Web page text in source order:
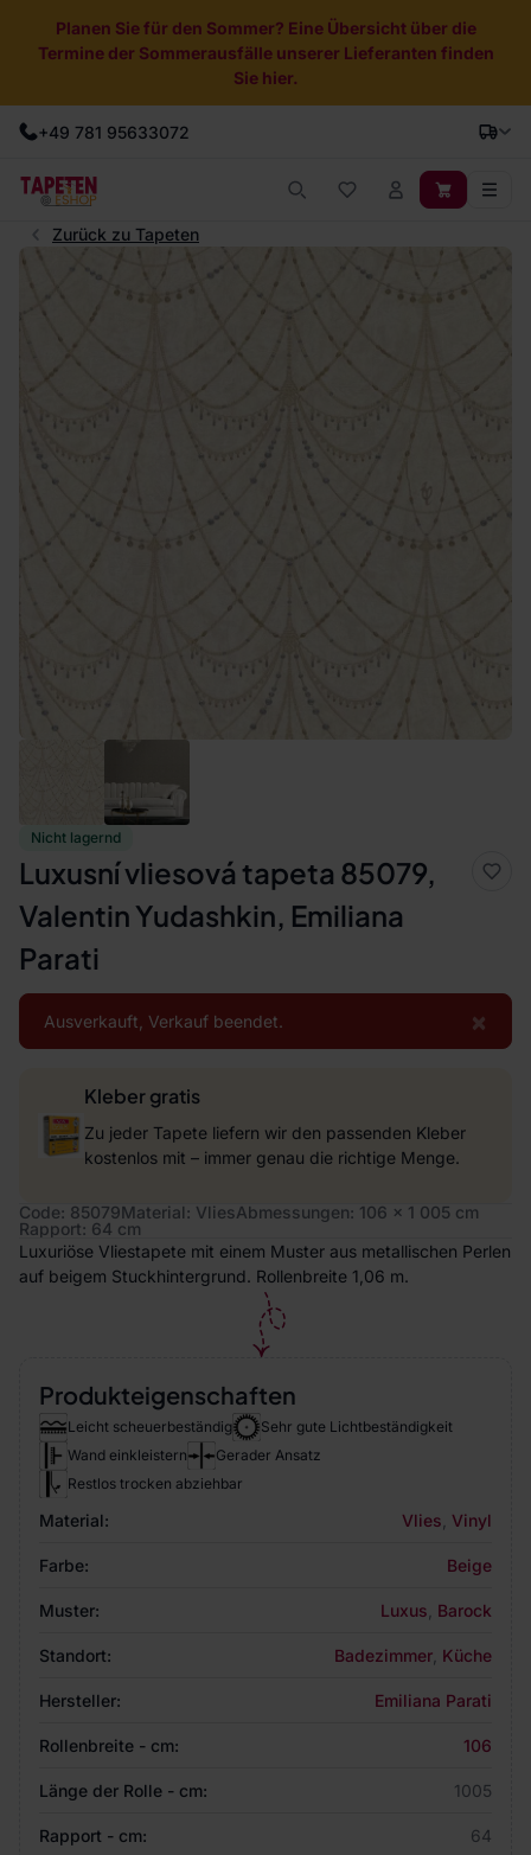
Planen Sie für den Sommer? Eine Übersicht über die
Termine der Sommerausfälle unserer Lieferanten finden
Sie hier.
+49 781 95633072
Zurück zu Tapeten
Nicht lagernd
Luxusní vliesová tapeta 85079,
Valentin Yudashkin, Emiliana
Parati
×
Ausverkauft, Verkauf beendet.
Kleber gratis
Zu jeder Tapete liefern wir den passenden Kleber
kostenlos mit – immer genau die richtige Menge.
Code: 85079Material: VliesAbmessungen: 106 x 1 005 cm
Rapport: 64 cm
Luxuriöse Vliestapete mit einem Muster aus metallischen Perlen
auf beigem Stuckhintergrund. Rollenbreite 1,06 m.
Produkteigenschaften
Leicht scheuerbeständig
Sehr gute Lichtbeständigkeit
Wand einkleistern
Gerader Ansatz
Restlos trocken abziehbar
Material: Vlies Vinyl
Farbe: Beige
Muster: Luxus Barock
Standort: Badezimmer Küche
Hersteller: Emiliana Parati
Rollenbreite - cm: 106
Länge der Rolle - cm: 1005
Rapport - cm:
64